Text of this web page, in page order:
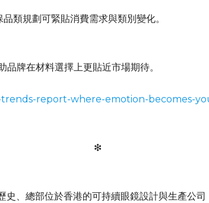
類規劃可緊貼消費需求與類別變化。
牌在材料選擇上更貼近市場期待。
trends-report-where-emotion-becomes-
❇︎
史、總部位於香港的可持續眼鏡設計與生產公